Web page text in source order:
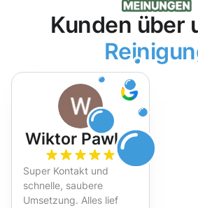
Kunden über
Wiktor Pawlak
Super Kontakt und
schnelle, saubere
Umsetzung. Alles lief